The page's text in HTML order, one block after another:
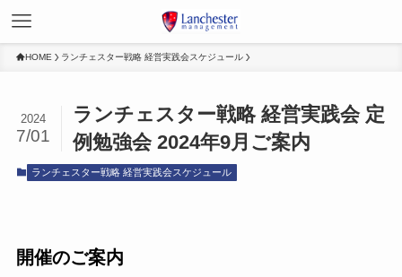
HOME ランチェスター戦略 経営実践会スケジュール
ランチェスター戦略 経営実践会 定
例勉強会 2024年9月ご案内
2024
7/01
ランチェスター戦略 経営実践会スケジュール
開催のご案内